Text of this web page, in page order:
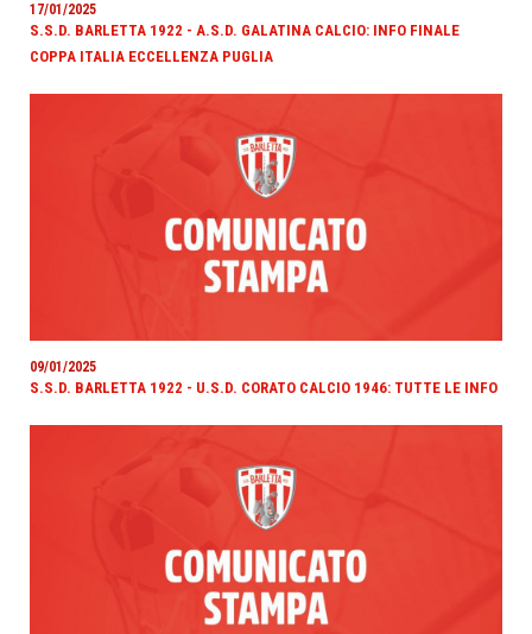
17/01/2025
S.S.D. BARLETTA 1922 - A.S.D. GALATINA CALCIO: INFO FINALE
COPPA ITALIA ECCELLENZA PUGLIA
09/01/2025
S.S.D. BARLETTA 1922 - U.S.D. CORATO CALCIO 1946: TUTTE LE INFO